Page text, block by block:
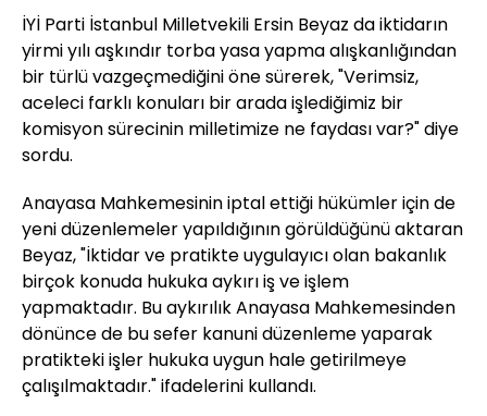
İYİ Parti İstanbul Milletvekili Ersin Beyaz da iktidarın
yirmi yılı aşkındır torba yasa yapma alışkanlığından
bir türlü vazgeçmediğini öne sürerek, "Verimsiz,
aceleci farklı konuları bir arada işlediğimiz bir
komisyon sürecinin milletimize ne faydası var?" diye
sordu.
Anayasa Mahkemesinin iptal ettiği hükümler için de
yeni düzenlemeler yapıldığının görüldüğünü aktaran
Beyaz, "İktidar ve pratikte uygulayıcı olan bakanlık
birçok konuda hukuka aykırı iş ve işlem
yapmaktadır. Bu aykırılık Anayasa Mahkemesinden
dönünce de bu sefer kanuni düzenleme yaparak
pratikteki işler hukuka uygun hale getirilmeye
çalışılmaktadır." ifadelerini kullandı.